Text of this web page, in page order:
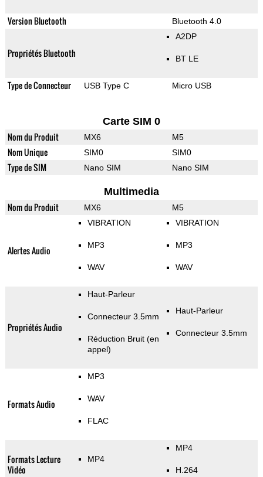
Version Bluetooth Bluetooth 4.0
Propriétés Bluetooth
A2DP
BT LE
Type de Connecteur USB Type C Micro USB
Carte SIM 0
Nom du Produit MX6 M5
Nom Unique SIM0 SIM0
Type de SIM Nano SIM Nano SIM
Multimedia
Nom du Produit MX6 M5
Alertes Audio
VIBRATION
MP3
WAV
VIBRATION
MP3
WAV
Propriétés Audio
Haut-Parleur
Connecteur 3.5mm
Réduction Bruit (en
appel)
Haut-Parleur
Connecteur 3.5mm
Formats Audio
MP3
WAV
FLAC
Formats Lecture
Vidéo
MP4
MP4
H.264